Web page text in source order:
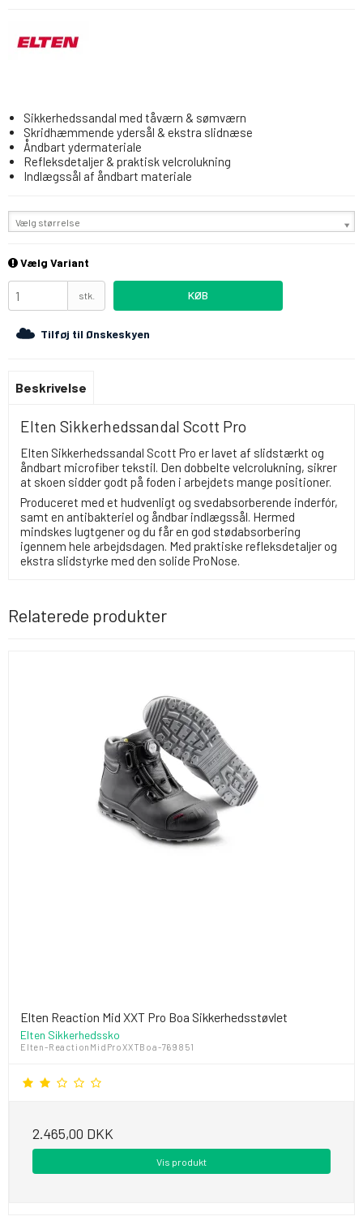
Sikkerhedssandal med tåværn & sømværn
Skridhæmmende ydersål & ekstra slidnæse
Åndbart ydermateriale
Refleksdetaljer & praktisk velcrolukning
Indlægssål af åndbart materiale
Vælg størrelse
Vælg Variant
stk. KØB
Tilføj til Ønskeskyen
Beskrivelse
Elten Sikkerhedssandal Scott Pro
Elten Sikkerhedssandal Scott Pro er lavet af slidstærkt og
åndbart microfiber tekstil. Den dobbelte velcrolukning, sikrer
at skoen sidder godt på foden i arbejdets mange positioner.
Produceret med et hudvenligt og svedabsorberende inderfór,
samt en antibakteriel og åndbar indlægssål. Hermed
mindskes lugtgener og du får en god stødabsorbering
igennem hele arbejdsdagen. Med praktiske refleksdetaljer og
ekstra slidstyrke med den solide ProNose.
Relaterede produkter
Elten Reaction Mid XXT Pro Boa Sikkerhedsstøvlet
Elten Sikkerhedssko
Elten-ReactionMidProXXTBoa-769851
2.465,00 DKK
Vis produkt